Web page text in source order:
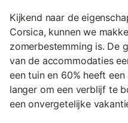
Kijkend naar de
Corsica, kunnen we
zomerbestemming is. De
van de accommodaties
een tuin en 60% heeft
langer om een verblijf te
een onvergetelijke